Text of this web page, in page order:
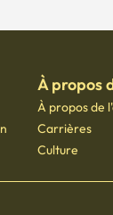
À propos de
Carrières
Culture